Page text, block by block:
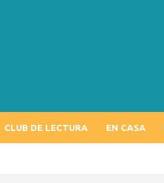
CLUB DE LECTURA EN CASA